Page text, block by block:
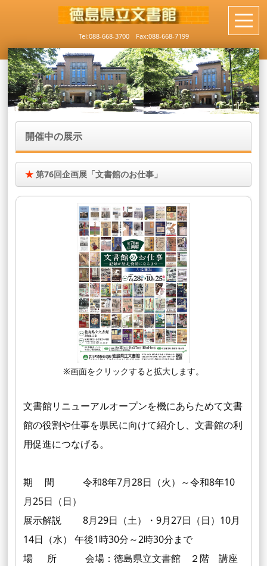
Tel:088-668-3700 Fax:088-668-7199
開催中の展示
★ 第76回企画展「文書館のお仕事」
※画面をクリックすると拡大します。
文書館リニューアルオープンを機にあらためて文書
館の役割や仕事を県民に向けて紹介し、文書館の利
用促進につなげる。
期 間 令和8年7月28日（火）～令和8年10
月25日（日）
展示解説 8月29日（土）・9月27日（日）10月
14日（水） 午後1時30分～2時30分まで
場 所 会場：徳島県立文書館 ２階 講座